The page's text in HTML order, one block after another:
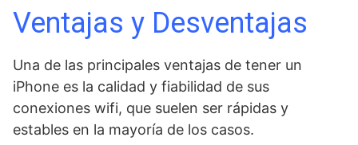
Ventajas y Desventajas
Una de las principales ventajas ‌de ​tener un
iPhone⁣ es la calidad​ y fiabilidad​ de‌ sus
conexiones wifi, que suelen ser rápidas ⁢y
⁢estables en‌ la mayoría de los casos.​